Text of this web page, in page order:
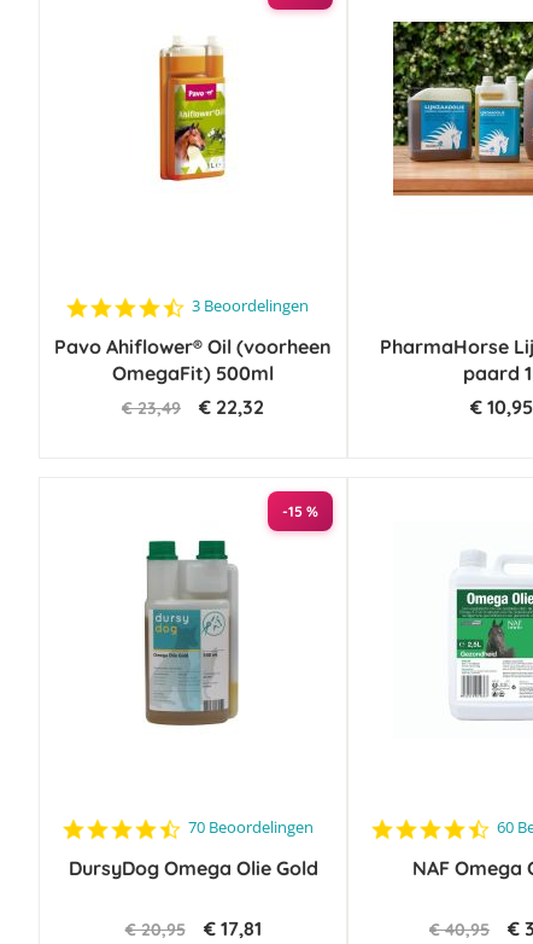
4.7
rating
3 Beoordelingen
Pavo Ahiflower® Oil (voorheen
OmegaFit) 500ml
€ 23,49 € 22,32
PharmaHorse
paard
€ 10,95
-15 %
4.6
rating
70 Beoordelingen
DursyDog Omega Olie Gold
€ 20,95 € 17,81
4.6
60
NAF Omega
€ 40,95 €